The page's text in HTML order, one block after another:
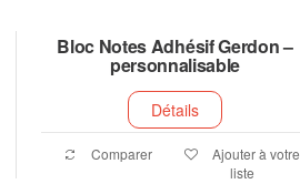
Bloc Notes Adhésif Gerdon –
personnalisable
Détails
Comparer
Ajouter à votre
liste